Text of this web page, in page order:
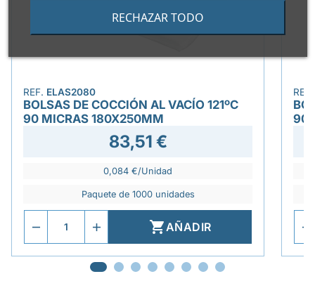
RECHAZAR TODO
REF. ELAS2080
BOLSAS DE COCCIÓN AL VACÍO 121ºC
90 MICRAS 180X250MM
83,51 €
0,084 €/Unidad
Paquete de 1000 unidades
AÑADIR
90